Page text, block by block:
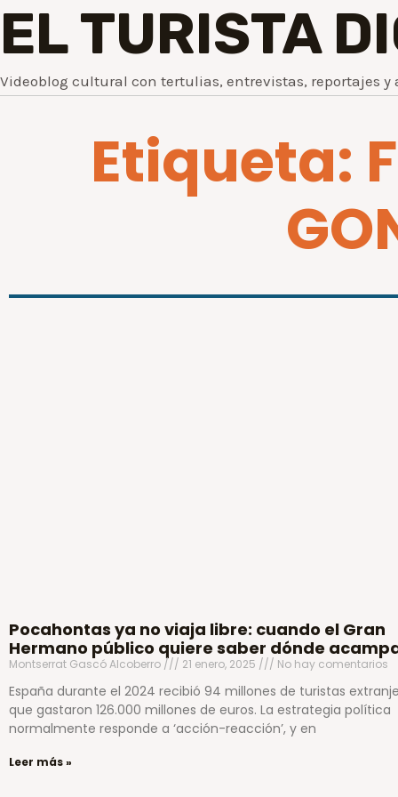
EL TURISTA
Videoblog cultural con tertulias, entrevistas, reportajes y
Etiqueta:
Pocahontas ya no viaja libre: cuando el Gran
Hermano público quiere saber dónde
Montserrat Gascó Alcoberro 21 enero, 2025 No hay comentarios
España durante el 2024 recibió 94 millones de turistas
que gastaron 126.000 millones de euros. La estrategia política
normalmente responde a ‘acción-reacción’, y en
Leer más »